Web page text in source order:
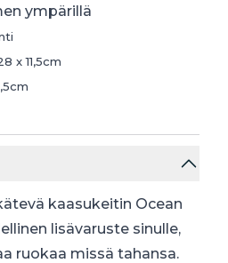
ympärillä
x 11,5cm
kaasukeitin Ocean
lisävaruste sinulle,
ruokaa missä tahansa.